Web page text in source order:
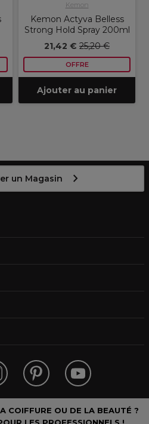
Kemon
Kemon Actyva Belless
Strong Hold Spray 200ml
21,42 € 25,20 €
OFFRE
Ajouter au panier
un Magasin
COIFFURE OU DE LA BEAUTÉ ?